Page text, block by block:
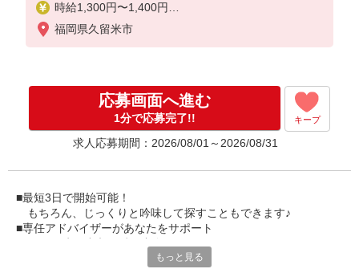
時給1,300円〜1,400円
★週払いOK（規定あり）
福岡県久留米市
応募画面へ進む
1分で応募完了!! キープ
求人応募期間：2026/08/01～2026/08/31
■最短3日で開始可能！
もちろん、じっくりと吟味して探すこともできます♪
■専任アドバイザーがあなたをサポート
■手厚い福利厚生にもご注目をもっと見る